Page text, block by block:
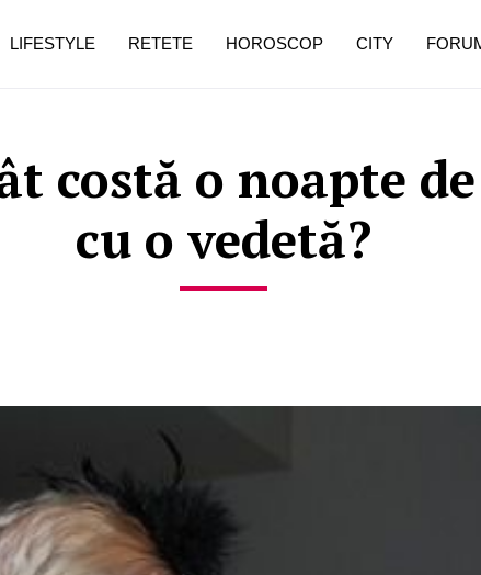
costă o noapte
cu o vedetă?
LIFESTYLE RETETE HOROSCOP CITY
pe măsură ce înaintezi în vârstă